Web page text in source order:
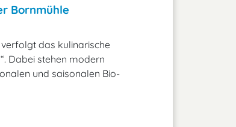
Bornmühle
das kulinarische
Dabei stehen modern
und saisonalen Bio-